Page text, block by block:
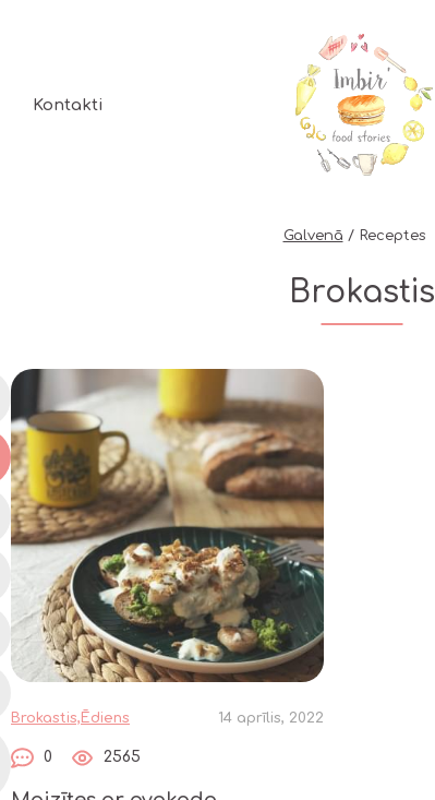
Kontakti
Galvenā Receptes
Brokastis
Brokastis,Ēdiens 14 aprīlis, 2022
0 2565